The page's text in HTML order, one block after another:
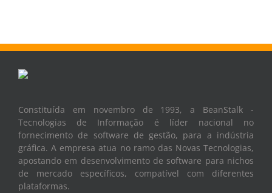
Constituída em novembro de 1993, a BeanStalk -
Tecnologias de Informação é líder nacional no
fornecimento de software de gestão, para a indústria
gráfica. A empresa atua no ramo das Novas Tecnologias,
apostando em desenvolvimento de software para nichos
de mercado específicos, compatível com diferentes
plataformas.